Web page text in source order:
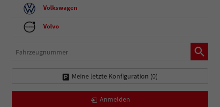
Volkswagen
Volvo
Fahrzeugnummer
Meine letzte Konfiguration (0)
Anmelden